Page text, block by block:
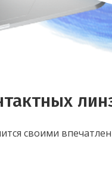
своими